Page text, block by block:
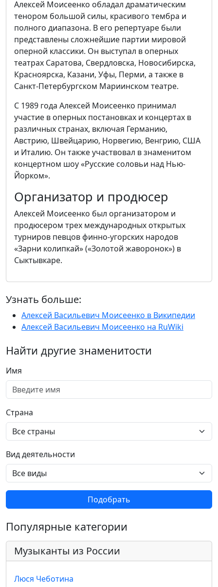
Алексей Моисеенко обладал драматическим
тенором большой силы, красивого тембра и
полного диапазона. В его репертуаре были
представлены сложнейшие партии мировой
оперной классики. Он выступал в оперных
театрах Саратова, Свердловска, Новосибирска,
Красноярска, Казани, Уфы, Перми, а также в
Санкт-Петербургском Мариинском театре.
С 1989 года Алексей Моисеенко принимал
участие в оперных постановках и концертах в
различных странах, включая Германию,
Австрию, Швейцарию, Норвегию, Венгрию, США
и Италию. Он также участвовал в знаменитом
концертном шоу «Русские соловьи над Нью-
Йорком».
Организатор и продюсер
Алексей Моисеенко был организатором и
продюсером трех международных открытых
турниров певцов финно-угорских народов
«Зарни колипкай» («Золотой жаворонок») в
Сыктывкаре.
Узнать больше:
Алексей Васильевич Моисеенко в Википедии
Алексей Васильевич Моисеенко на RuWiki
Найти другие знаменитости
Имя
Страна
Вид деятельности
Подобрать
Популярные категории
Музыканты из России
Люся Чеботина